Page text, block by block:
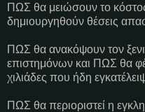
ΠΩΣ θα μειώσουν το
δημιουργηθούν θέσεις
ΠΩΣ θα ανακόψουν τον
επιστημόνων και ΠΩΣ θα
χιλιάδες που ήδη
ΠΩΣ θα περιοριστεί η